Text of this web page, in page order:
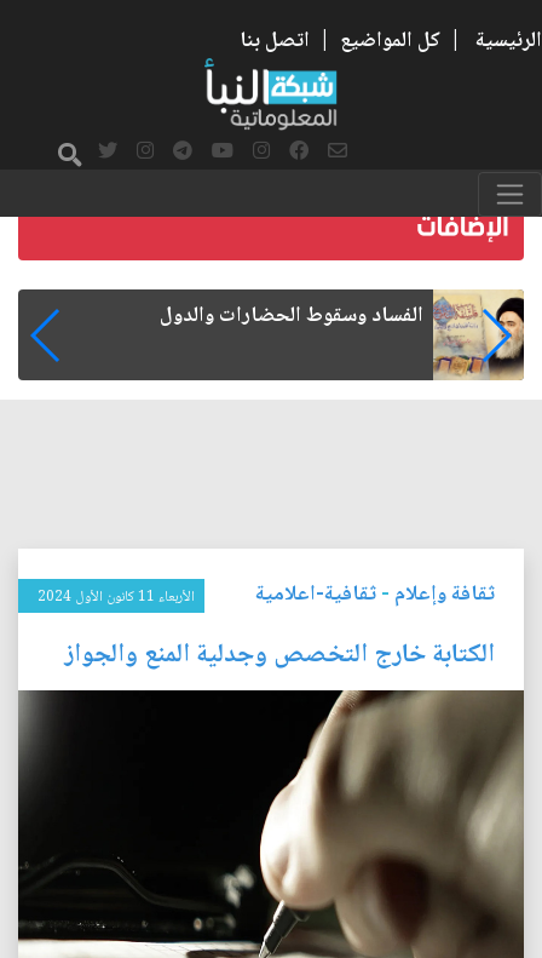
الرئيسية | كل المواضيع | اتصل بنا
رواتب الموظفين على صفيح ساخن
ثقافة وإعلام -ثقافية-اعلامية الأربعاء 11 كانون الأول 2024
الكتابة خارج التخصص وجدلية المنع والجواز